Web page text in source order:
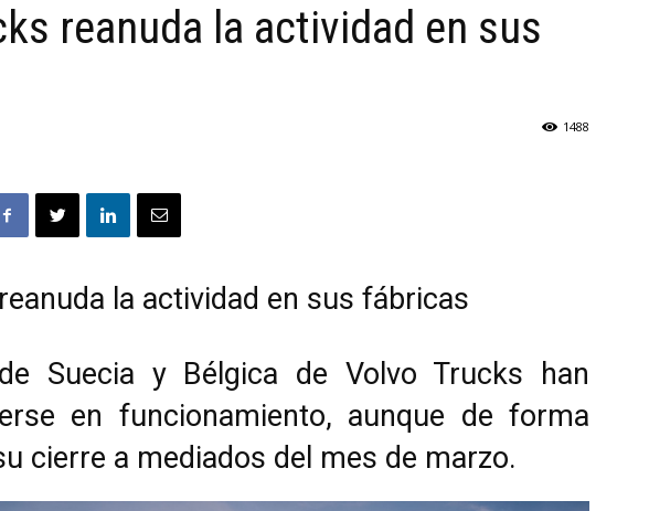
reanuda la actividad en sus
1488
la actividad en sus fábricas
Suecia y Bélgica de Volvo Trucks han
en funcionamiento, aunque de forma
cierre a mediados del mes de marzo.